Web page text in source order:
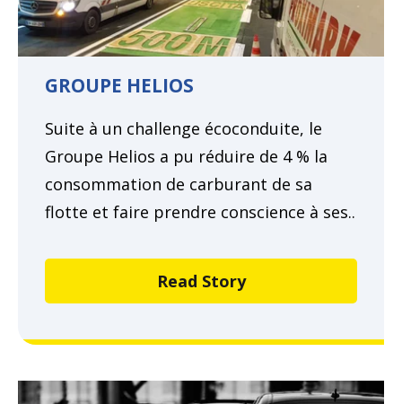
GROUPE HELIOS
Suite à un challenge écoconduite, le
Groupe Helios a pu réduire de 4 % la
consommation de carburant de sa
flotte et faire prendre conscience à ses..
Read Story